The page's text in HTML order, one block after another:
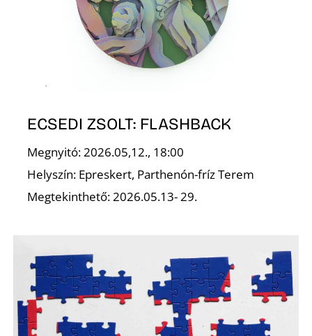
ECSEDI ZSOLT: FLASHBACK
Megnyitó: 2026.05,12., 18:00
Helyszín: Epreskert, Parthenón-fríz Terem
Megtekinthető: 2026.05.13- 29.